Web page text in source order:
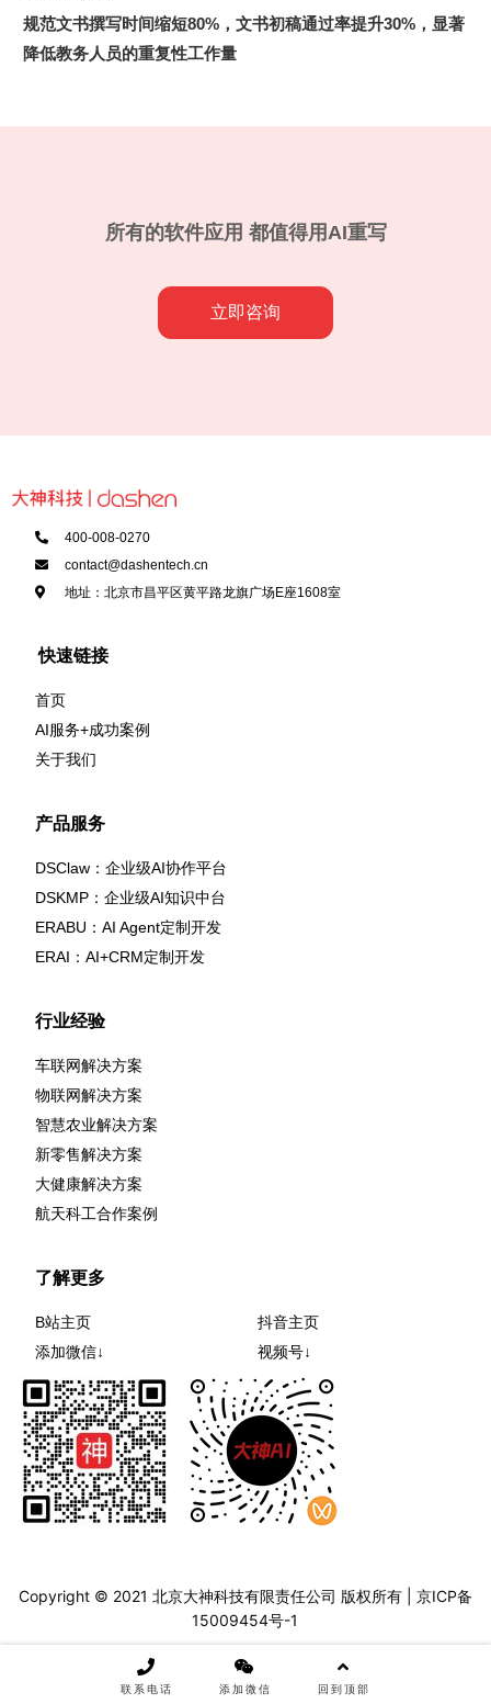
规范文书撰写时间缩短80% ，文书初稿通过率提升30% ， 显著
降低教务人员的重复性工作量
所有的软件应用 都值得用AI重写
立即咨询
400-008-0270
contact@dashentech.cn
地址：北京市昌平区黄平路龙旗广场E座1608室
快速链接
首页
AI服务+成功案例
关于我们
产品服务
DSClaw：企业级AI协作平台
DSKMP：企业级AI知识中台
ERABU：AI Agent定制开发
ERAI：AI+CRM定制开发
行业经验
车联网解决方案
物联网解决方案
智慧农业解决方案
新零售解决方案
大健康解决方案
航天科工合作案例
了解更多
B站主页
抖音主页
添加微信↓
视频号↓
Copyright © 2021 北京大神科技有限责任公司 版权所有 |
京ICP备
15009454号-1
联系电话 添加微信 回到顶部